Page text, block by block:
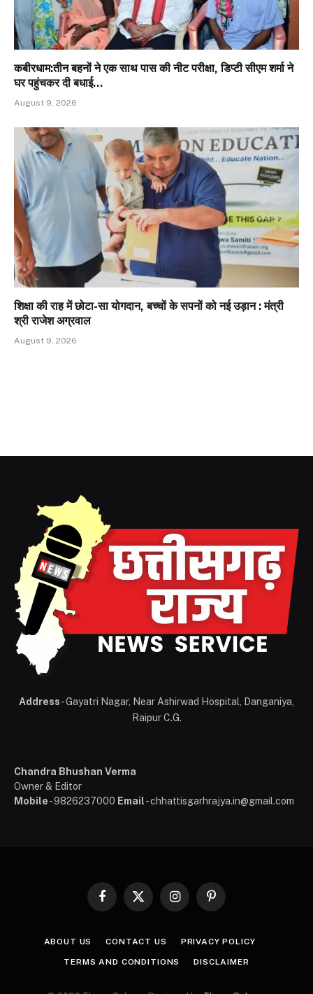
कबीरधाम:तीन बहनों ने एक साथ पास की नीट परीक्षा, डिप्टी सीएम शर्मा ने
घर पहुंचकर दी बधाई…
August 9, 2026
शिक्षा की राह में छोटा-सा योगदान, बच्चों के सपनों को नई उड़ान : मंत्री
श्री राजेश अग्रवाल
August 9, 2026
Address- Gayatri Nagar, Near Ashirwad Hospital, Danganiya,
Raipur C.G.
Chandra Bhushan Verma
Owner & Editor
Mobile- 9826237000 Email- chhattisgarhrajya.in@gmail.com
Facebook
X
InstagramPinterest
ABOUT US CONTACT US PRIVACY POLICY
TERMS AND CONDITIONS DISCLAIMER